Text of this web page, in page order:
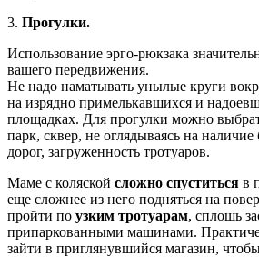
3. Прогулки.
Использование эрго-рюкзака
вашего передвижения.
Не надо наматывать унылые круги
на изрядно примелькавшихся и
площадках. Для прогулки можно
парк, сквер, не оглядываясь на
дорог, загруженность тротуаров.
Маме с коляской сложно спуститься в
еще сложнее из него подняться на
пройти по узким тротуарам, сплошь
припаркованными машинами.
зайти в приглянувшийся магазин,